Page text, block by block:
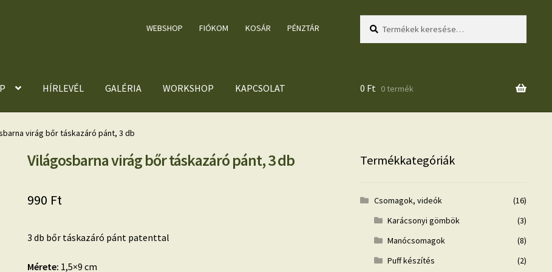
WEBSHOP FIÓKOM KOSÁR PÉNZTÁR
HÍRLEVÉL GALÉRIA WORKSHOP KAPCSOLAT 0 Ft 0 termék
virág bőr táskazáró pánt, 3 db
Világosbarna virág bőr táskazáró pánt, 3 db
990 Ft
3 db bőr táskazáró pánt patenttal
Mérete: 1,5×9 cm
Termékkategóriák
Csomagok, videók
(16)
Karácsonyi gömbök
(3)
Manócsomagok
(8)
Puff készítés
(2)